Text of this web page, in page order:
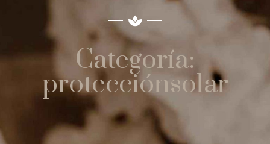
Categoría:
protecciónsolar